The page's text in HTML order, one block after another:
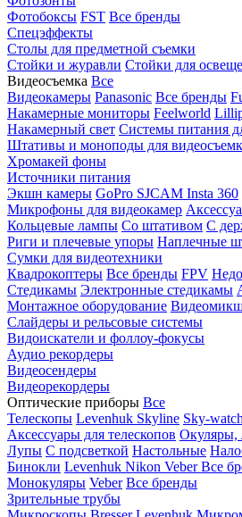
Фотобоксы FST Все бренды
Спецэффекты
Столы для предметной съемки
Стойки и журавли Стойки для
Видеосъемка Все
Видеокамеры Panasonic Все бренды
Накамерные мониторы Feelworld
Накамерный свет Системы питания
Штативы и моноподы для
Хромакей фоны
Источники питания
Экшн камеры GoPro SJCAM Insta 360
Микрофоны для видеокамер
Кольцевые лампы Со штативом C
Риги и плечевые упоры Наплечные
Сумки для видеотехники
Квадрокоптеры Все бренды FPV
Стедикамы Электронные стедикамы
Монтажное оборудование
Слайдеры и рельсовые системы
Видоискатели и фоллоу-фокусы
Аудио рекордеры
Видеосендеры
Видеорекордеры
Оптические приборы Все
Телескопы Levenhuk Skyline Sky-
Аксессуары для телескопов Окуляры,
Лупы С подсветкой Настольные
Бинокли Levenhuk Nikon VeberВсе
Монокуляры Veber Все бренды
Зрительные трубы